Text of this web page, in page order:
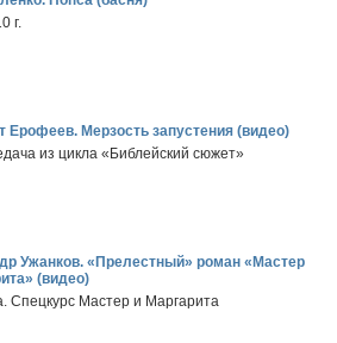
г.
Ерофеев. Мерзость запустения (видео)
из цикла «Библейский сюжет»
Ужанков. «Прелестный» роман «Мастер
(видео)
Спецкурс Мастер и Маргарита